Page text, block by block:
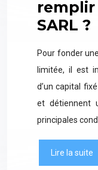
SARL ?
Pour fonder
limitée, il est
d’un capital
et détiennent
principales
Lire la suite